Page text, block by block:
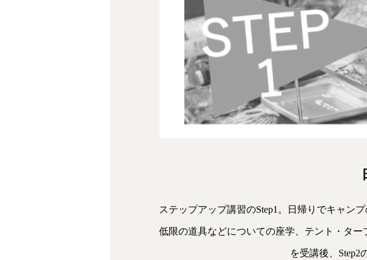
ステップアップ講習のStep1。日帰りでキャン
低限の道具などについての座学、テント・タ
を受講後、Step2